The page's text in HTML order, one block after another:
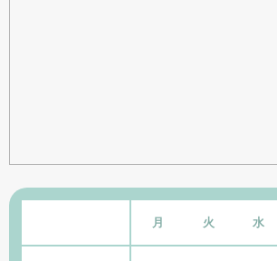
月 火 水